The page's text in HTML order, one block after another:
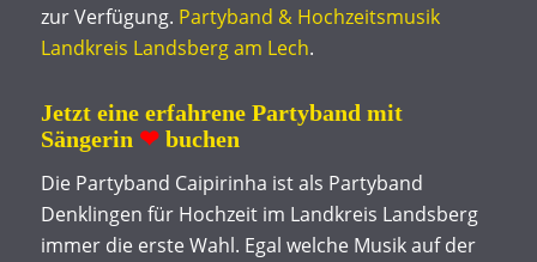
zur Verfügung. Partyband & Hochzeitsmusik
Landkreis Landsberg am Lech.
Jetzt eine erfahrene Partyband mit
Sängerin ❤ buchen
Die Partyband Caipirinha ist als Partyband
Denklingen für Hochzeit im Landkreis Landsberg
immer die erste Wahl. Egal welche Musik auf der